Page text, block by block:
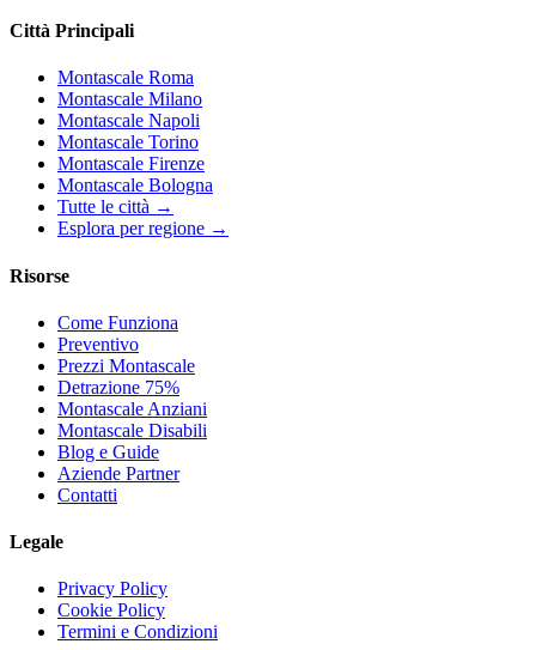
Città Principali
Montascale Roma
Montascale Milano
Montascale Napoli
Montascale Torino
Montascale Firenze
Montascale Bologna
Tutte le città →
Esplora per regione →
Risorse
Come Funziona
Preventivo
Prezzi Montascale
Detrazione 75%
Montascale Anziani
Montascale Disabili
Blog e Guide
Aziende Partner
Contatti
Legale
Privacy Policy
Cookie Policy
Termini e Condizioni